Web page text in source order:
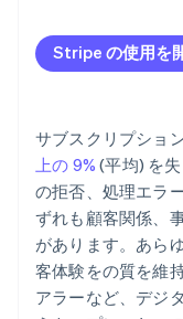
Stripe の使用を
サブスクリプショ
上の 9% (平均) を
の拒否、処理エラ
ずれも顧客関係、
があります。あら
客体験をの質を維
アラーなど、デジ